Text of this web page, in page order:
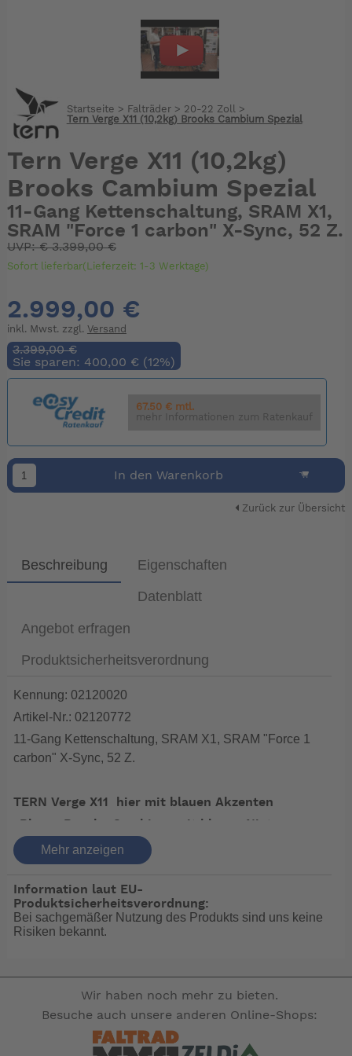
Startseite > Falträder> 20-22 Zoll
>
Tern Verge X11 (10,2kg) Brooks Cambium Spezial
Tern Verge X11 (10,2kg)
Brooks Cambium Spezial
11-Gang Kettenschaltung, SRAM X1,
SRAM "Force 1 carbon" X-Sync, 52 Z.
UVP:€3.399,00 €
Sofort lieferbar(Lieferzeit: 1-3 Werktage)
2.999,00 €
inkl. Mwst. zzgl. Versand
3.399,00 €
Sie sparen: 400,00 € (12%)
67.50 € mtl.
mehr Informationen zum Ratenkauf
In den Warenkorb
Zurück zur Übersicht
Beschreibung Eigenschaften
Datenblatt
Angebot erfragen
Produktsicherheitsverordnung
Kennung: 02120020
Artikel-Nr.: 02120772
11-Gang Kettenschaltung, SRAM X1, SRAM "Force 1
carbon" X-Sync, 52 Z.
TERN Verge X11 hier mit blauen Akzenten
-Blauer Brooks Cambium mit blauen Nieten
-Blauer Lenkerhalter
-blaue Ergon Griffe
Die neue Referenz unter den sportlichen Falträdern:
11-fach -Schaltung, Carbonkurbel und
Scheibenbremsen, spricht das Verge X11 auch
besonders sportliche Fahrer an. Der neue T-Tuned
Mehr anzeigen
Information laut EU-
Produktsicherheitsverordnung:
Bei sachgemäßer Nutzung des Produkts sind uns keine
Risiken bekannt.
Wir haben noch mehr zu bieten.
Besuche auch unsere anderen Online-Shops: